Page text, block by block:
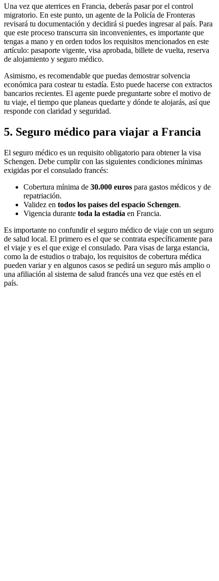
Una vez que aterrices en Francia, deberás pasar por el control
migratorio. En este punto, un agente de la Policía de Fronteras
revisará tu documentación y decidirá si puedes ingresar al país. Para
que este proceso transcurra sin inconvenientes, es importante que
tengas a mano y en orden todos los requisitos mencionados en este
artículo: pasaporte vigente, visa aprobada, billete de vuelta, reserva
de alojamiento y seguro médico.
Asimismo, es recomendable que puedas demostrar solvencia
económica para costear tu estadía. Esto puede hacerse con extractos
bancarios recientes. El agente puede preguntarte sobre el motivo de
tu viaje, el tiempo que planeas quedarte y dónde te alojarás, así que
responde con claridad y seguridad.
5. Seguro médico para viajar a Francia
El seguro médico es un requisito obligatorio para obtener la visa
Schengen. Debe cumplir con las siguientes condiciones mínimas
exigidas por el consulado francés:
Cobertura mínima de 30.000 euros para gastos médicos y de
repatriación.
Validez en todos los países del espacio Schengen.
Vigencia durante toda la estadía en Francia.
Es importante no confundir el seguro médico de viaje con un seguro
de salud local. El primero es el que se contrata específicamente para
el viaje y es el que exige el consulado. Para visas de larga estancia,
como la de estudios o trabajo, los requisitos de cobertura médica
pueden variar y en algunos casos se pedirá un seguro más amplio o
una afiliación al sistema de salud francés una vez que estés en el
país.